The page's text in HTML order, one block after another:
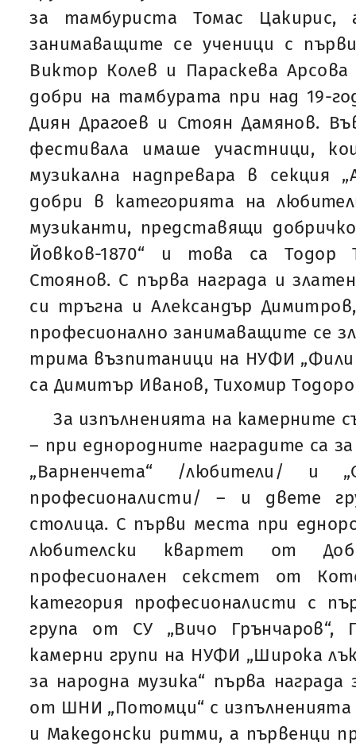
за тамбуриста Томас Цакирис,
занимаващите се ученици с
Виктор Колев и Параскева
добри на тамбурата при над 19-
Диян Драгоев и Стоян Дамянов.
фестивала имаше участници,
музикална надпревара в секция
добри в категорията на
музиканти, представящи
Йовков-1870“ и това са Тодор
Стоянов. С първа награда и
си тръгна и Александър
професионално занимаващите се
трима възпитаници на НУФИ
са Димитър Иванов, Тихомир
За изпълненията на камерните
– при еднородните наградите са
„Варненчета“ /любители/ и
професионалисти/ – и двете
столица. С първи места при
любителски квартет от
професионален секстет от
категория професионалисти с
група от СУ „Вичо Грънчаров“,
камерни групи на НУФИ „Широка
за народна музика“ първа
от ШНИ „Потомци“ с изпълненията
и Македонски ритми, а първенци